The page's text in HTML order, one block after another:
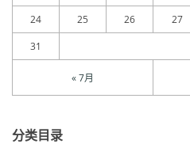
« 7月
24
25 26 27
31
分类目录